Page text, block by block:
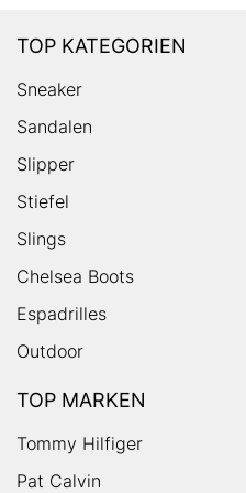
TOP KATEGORIEN
Sneaker
Sandalen
Slipper
Stiefel
Slings
Chelsea Boots
Espadrilles
Outdoor
TOP MARKEN
Tommy Hilfiger
Pat Calvin